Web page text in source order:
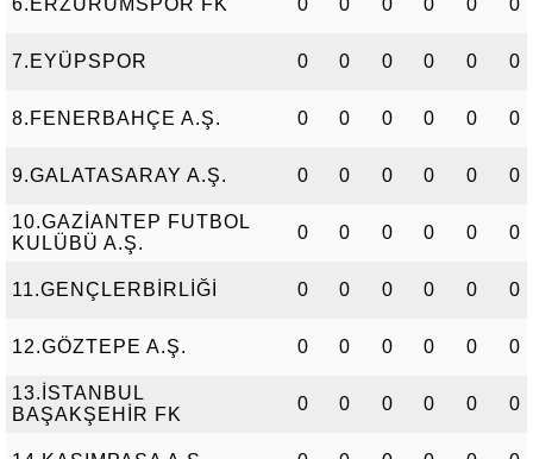
6.ERZURUMSPOR FK 0 0 0 0 0 0
7.EYÜPSPOR 0 0 0 0 0 0
8.FENERBAHÇE A.Ş. 0 0 0 0 0 0
9.GALATASARAY A.Ş. 0 0 0 0 0 0
10.GAZİANTEP FUTBOL
KULÜBÜ A.Ş.
0 0 0 0 0 0
11.GENÇLERBİRLİĞİ 0 0 0 0 0 0
12.GÖZTEPE A.Ş. 0 0 0 0 0 0
13.İSTANBUL
BAŞAKŞEHİR FK
0 0 0 0 0 0